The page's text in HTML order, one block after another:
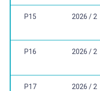
P15 2026 / 2
P16 2026 / 2
P17 2026 / 2